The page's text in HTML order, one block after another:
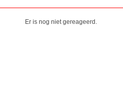
Er is nog niet gereageerd.